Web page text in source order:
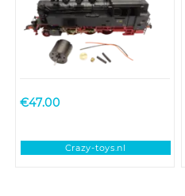
€47.00
Crazy-toys.nl